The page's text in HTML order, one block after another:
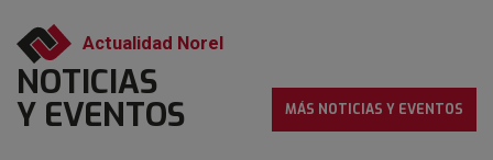
Actualidad Norel
NOTICIAS
Y EVENTOS MÁS NOTICIAS Y EVENTOS